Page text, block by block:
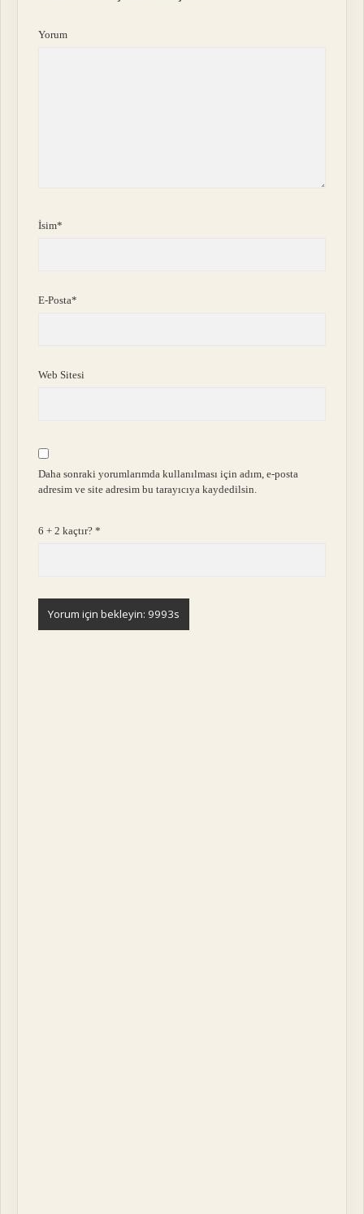
Yorum
İsim*
E-Posta*
Web Sitesi
Daha sonraki yorumlarımda kullanılması için adım, e-posta
adresim ve site adresim bu tarayıcıya kaydedilsin.
6 + 2 kaçtır?*